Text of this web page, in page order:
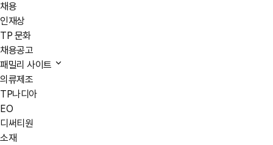
채용
인재상
TP 문화
채용공고
패밀리 사이트
의류제조
TP나디아
EO
디써티원
소재